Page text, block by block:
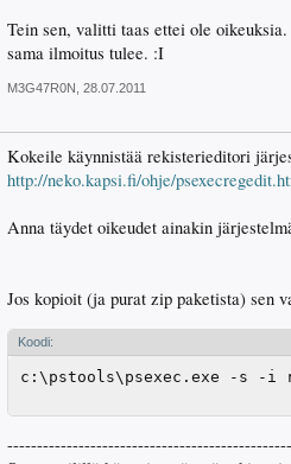
Tein sen, valitti taas ettei ole
sama ilmoitus tulee. :I
M3G47R0N 28.07.2011
Kokeile käynnistää rekisterieditori
http://neko.kapsi.fi/ohje/
Anna täydet oikeudet ainakin
Jos kopioit (ja purat zip paketista) sen
Koodi:
c:\pstools\psexec.exe -s -i